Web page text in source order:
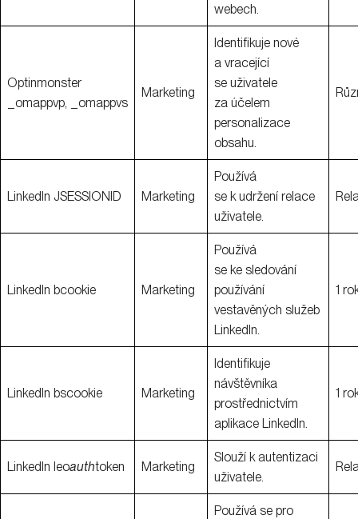
webech.
Optinmonster
_omappvp, _omappvs
Marketing
Identifikuje nové
a vracející
se uživatele
za účelem
personalizace
obsahu.
LinkedIn JSESSIONID Marketing
Používá
se k udržení relace
uživatele.
LinkedIn bcookie Marketing
Používá
se ke sledování
používání
vestavěných služeb
LinkedIn.
1
LinkedIn bscookie Marketing
Identifikuje
návštěvníka
prostřednictvím
aplikace LinkedIn.
1
LinkedIn leoauthtoken Marketing
Slouží k autentizaci
uživatele.
Používá se pro